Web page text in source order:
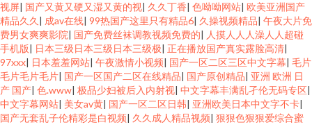
视屏| 国产又黄又硬又湿又黄的视| 久久丁香| 色呦呦网站| 欧美亚洲国产
精品久久 | 成av在线| 99热国产这里只有精品6| 久操视频精品| 午夜大片免
费男女爽爽影院| 国产免费丝袜调教视频免费的| 人摸人人人澡人人超碰
手机版| 日本三级日本三级日本三级极| 正在播放国产真实露脸高清|
97xxx| 日本羞羞网站| 午夜激情小视频| 国产一区二区三区中文字幕| 毛片
毛片毛片毛片| 国产一区国产二区在线精品| 国产原创精品| 亚洲 欧洲 日
产 国产| 色.www| 极品少妇被后入内射视| 中文字幕丰满乱孑伦无码专区|
中文字幕网站| 美女av黄| 国产一区二区日韩| 亚洲欧美日本中文字不卡|
国产无套乱子伦精彩是白视频| 久久成人精品视频| 狠狠色狠狠爱综合蜜